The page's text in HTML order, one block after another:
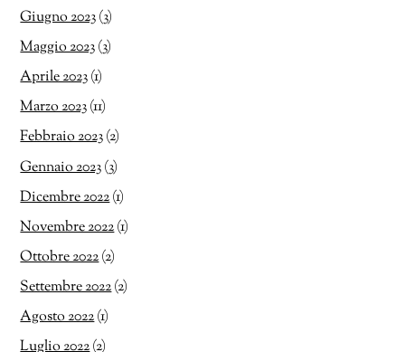
Giugno 2023(3)
Maggio 2023(3)
Aprile 2023(1)
Marzo 2023(11)
Febbraio 2023(2)
Gennaio 2023(3)
Dicembre 2022(1)
Novembre 2022(1)
Ottobre 2022(2)
Settembre 2022(2)
Agosto 2022(1)
Luglio 2022(2)